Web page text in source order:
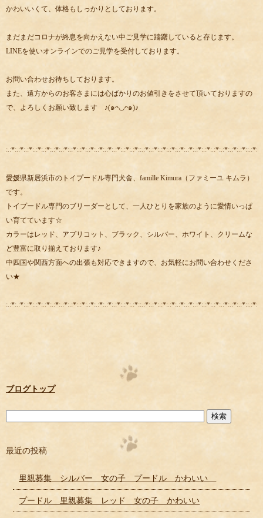
かわいいくて、体格もしっかりとしております。
まだまだコロナが終息を向かえない中ご見学に躊躇していると存じます。
LINEを使いオンラインでのご見学を受付しております。
お問い合わせお待ちしております。
また、遠方からのお客さまには心ばかりのお値引きをさせて頂いておりますの
で、よろしくお願い致します ♪(๑ᴖ◡ᴖ๑)♪
:.:*:.:*:.:*:.:*:.:*:.:*:.:*:.:*:.:*:.:*:.:*:.:*:.:*:.:*:.:*::.:*:.:*:.:*:.:*:.:*:.:*:.:*:.:*:.:*:.:*:.:*:.:*::.:*:.:
愛媛県新居浜市のトイプードル専門犬舎、famille Kimura（ファミーユ キムラ）
です。
トイプードル専門のブリーダーとして、一人ひとりを家族のように愛情いっぱ
い育てています☆
カラーはレッド、アプリコット、ブラック、シルバー、ホワイト、クリームな
ど豊富に取り揃えております♪
中四国や関西方面への出張も対応できますので、お気軽にお問い合わせくださ
い★
:.:*:.:*:.:*:.:*:.:*:.:*:.:*:.:*:.:*:.:*:.:*:.:*:.:*:.:*:.:*::.:*:.:*:.:*:.:*:.:*:.:*:.:*:.:*:.:*:.:*:.:*:.:*::.:*:.:
ブログトップ
最近の投稿
里親募集 シルバー 女の子 プードル かわいい
プードル 里親募集 レッド 女の子 かわいい